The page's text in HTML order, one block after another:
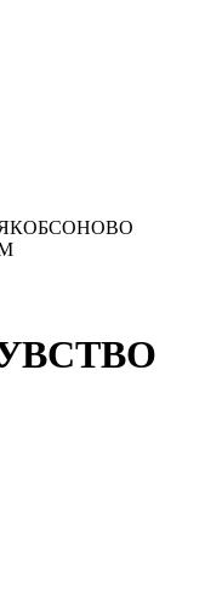
ЯКОБСОНОВО